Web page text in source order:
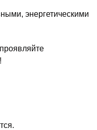
энергетическими